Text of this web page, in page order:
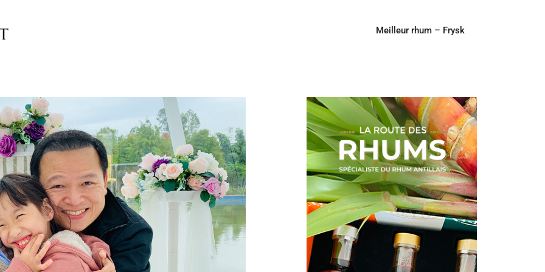
Meilleur rhum – Frysk